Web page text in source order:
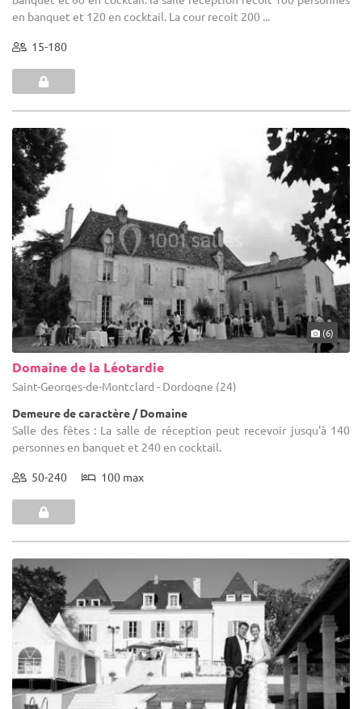
en banquet et 120 en cocktail. La cour recoit 200 ...
15-180
(6)
Domaine de la Léotardie
Saint-Georges-de-Montclard - Dordogne (24)
Demeure de caractère / Domaine
Salle des fêtes : La salle de réception peut recevoir jusqu'à 140
personnes en banquet et 240 en cocktail.
50-240 100 max